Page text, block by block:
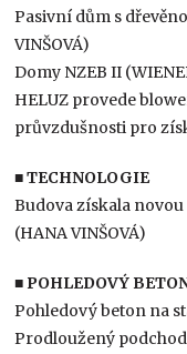
Pasivní dům s
VINŠOVÁ)
Domy NZEB II
HELUZ provede
průvzdušnosti pro
■TECHNOLOGIE
Budova získala
(HANA VINŠOVÁ)
■ POHLEDOVÝ
Pohledový beton na
Prodloužený